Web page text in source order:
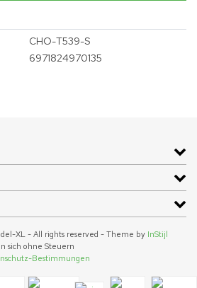
CHO-T539-S
6971824970135
XL - All rights reserved - Theme by InStijl
sich ohne Steuern
Bestimmungen